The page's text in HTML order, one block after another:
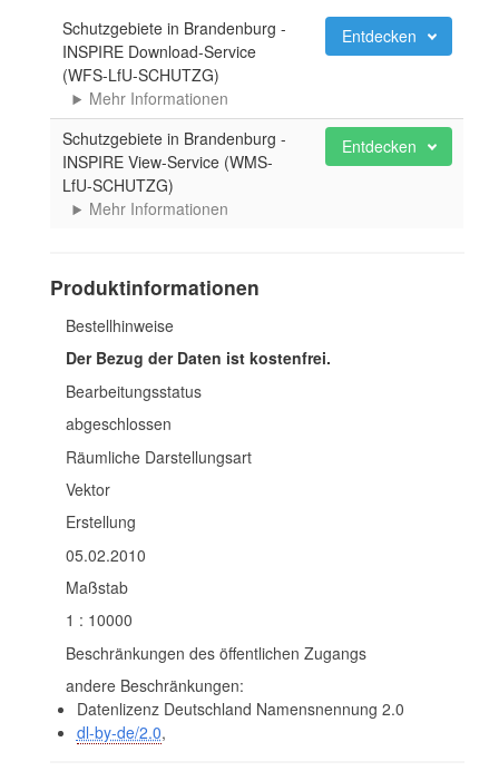
Schutzgebiete in Brandenburg -
INSPIRE Download-Service
(WFS-LfU-SCHUTZG)
Mehr Informationen
Entdecken
Schutzgebiete in Brandenburg -
INSPIRE View-Service (WMS-
LfU-SCHUTZG)
Mehr Informationen
Entdecken
Produktinformationen
Bestellhinweise
Der Bezug der Daten ist kostenfrei.
Bearbeitungsstatus
abgeschlossen
Räumliche Darstellungsart
Vektor
Erstellung
05.02.2010
Maßstab
1 : 10000
Beschränkungen des öffentlichen Zugangs
andere Beschränkungen:
Datenlizenz Deutschland Namensnennung 2.0
dl-by-de/2.0,